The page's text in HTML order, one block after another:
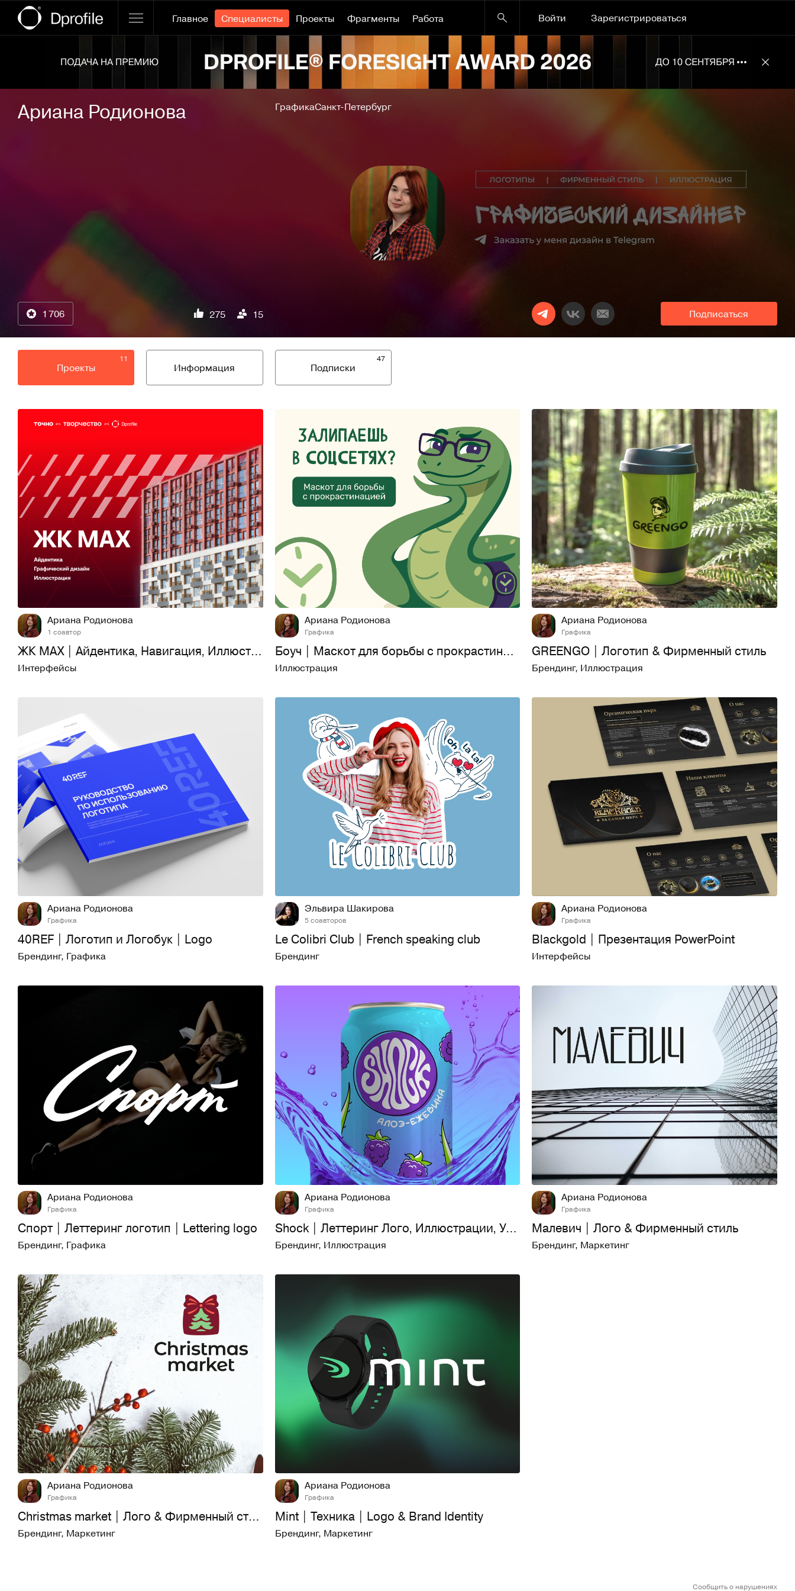
Главное Специалисты Проекты Фрагменты Работа Войти
Зарегистрироваться
Ариана Родионова ГрафикаСанкт-Петербург
1 706 275 15 Подписаться
11
Проекты Информация
47
Подписки
18 901
Ариана Родионова
1 соавтор
ЖК MAX | Айдентика, Навигация, Иллюстрации
Интерфейсы
22 463
Ариана Родионова
Графика
Боуч | Маскот для борьбы с прокрастинацией
Иллюстрация
28 376
Ариана Родионова
Графика
GREENGO | Логотип & Фирменный стиль
Брендинг, Иллюстрация
Ариана Родионова
Графика
40REF | Логотип и Логобук | Logo
Брендинг, Графика
Эльвира Шакирова
5 соавторов
Le Colibri Club | French speaking club
Брендинг
15 757
Ариана Родионова
Графика
Blackgold | Презентация PowerPoint
Интерфейсы
Ариана Родионова
Графика
Спорт | Леттеринг логотип | Lettering logo
Брендинг, Графика
38 3,3K
Ариана Родионова
Графика
Shock | Леттеринг Лого, Иллюстрации, Упаковка газировки
Брендинг, Иллюстрация
23 935
Ариана Родионова
Графика
Малевич | Лого & Фирменный стиль
Брендинг, Маркетинг
26 719
Ариана Родионова
Графика
Christmas market | Лого & Фирменный стиль
Брендинг, Маркетинг
Ариана Родионова
Графика
Mint | Техника | Logo & Brand Identity
Брендинг, Маркетинг
Сообщить о нарушениях